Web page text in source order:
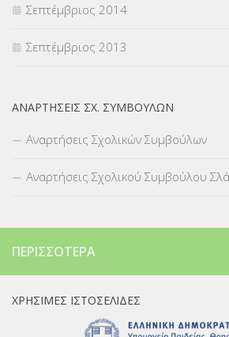
Σεπτέμβριος 2014
Σεπτέμβριος 2013
ΑΝΑΡΤΉΣΕΙΣ ΣΧ. ΣΥΜΒΟΎΛΩΝ
Αναρτήσεις Σχολικών Συμβούλων
Αναρτήσεις Σχολικού Συμβούλου
ΠΕΡΙΣΣΌΤΕΡΑ
ΧΡΉΣΙΜΕΣ ΙΣΤΟΣΕΛΊΔΕΣ